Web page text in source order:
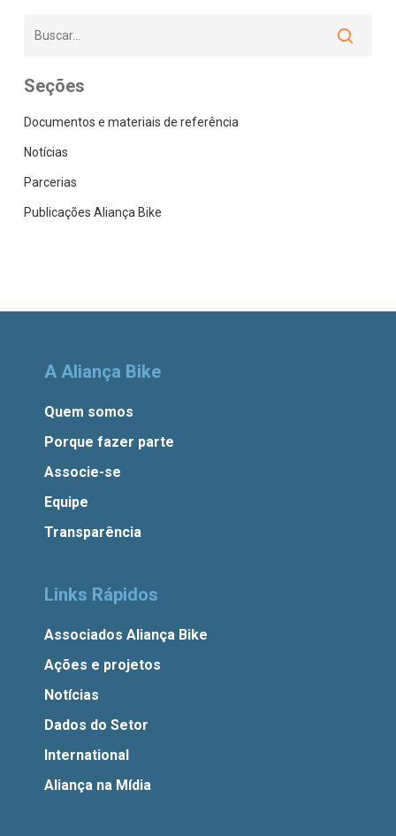
Seções
Documentos e materiais de referência
Notícias
Parcerias
Publicações Aliança Bike
A Aliança Bike
Quem somos
Porque fazer parte
Associe-se
Equipe
Transparência
Links Rápidos
Associados Aliança Bike
Ações e projetos
Notícias
Dados do Setor
International
Aliança na Mídia